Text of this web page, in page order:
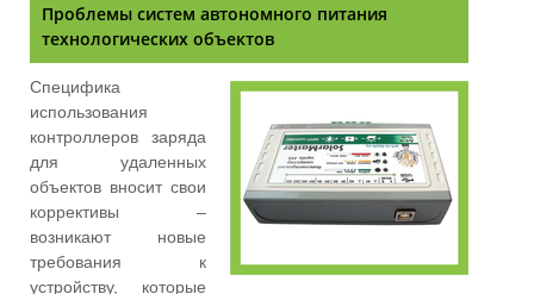
Проблемы систем автономного питания
технологических объектов
Специфика
использования
контроллеров заряда
для удаленных
объектов вносит свои
коррективы –
возникают новые
требования к
устройству, которые